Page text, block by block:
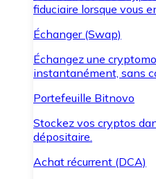
fiduciaire lorsque vous
Échanger (Swap)
Échangez une
instantanément, sans
Portefeuille Bitnovo
Stockez vos cryptos
dépositaire.
Achat récurrent (DCA)